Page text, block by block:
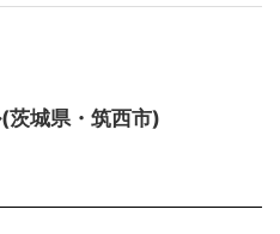
茨城県・筑西市)